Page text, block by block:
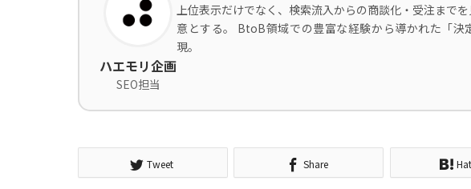
ハエモリ企画
SEO担当
上位表示だけでなく、検索流入からの商談化・受注まで
意とする。 BtoB領域での豊富な経験から導かれた「
現。
Tweet Share